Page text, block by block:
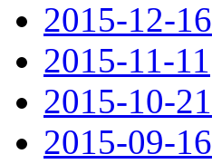
2015-12-16
2015-11-11
2015-10-21
2015-09-16